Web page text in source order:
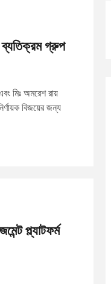
ব্যতিক্রম গ্রুপ
মিঃ অমরেশ রায়
বিজয়ের জন্য
প্ল্যাটফর্ম